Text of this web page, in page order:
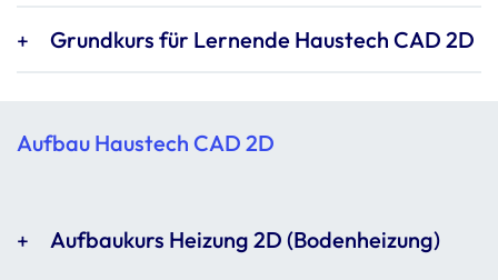
Grundkurs für Lernende Haustech CAD 2D
Aufbau Haustech CAD 2D
Aufbaukurs Heizung 2D (Bodenheizung)